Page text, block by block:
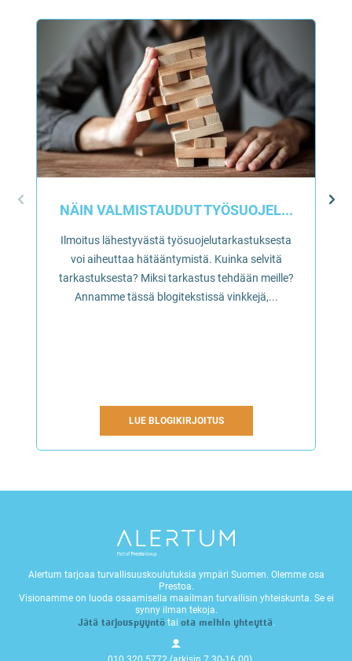
NÄIN VALMISTAUDUT TYÖSUOJEL...
Ilmoitus lähestyvästä työsuojelutarkastuksesta
voi aiheuttaa hätääntymistä. Kuinka selvitä
tarkastuksesta? Miksi tarkastus tehdään meille?
Annamme tässä blogitekstissä vinkkejä,...
LUE BLOGIKIRJOITUS
Alertum tarjoaa turvallisuuskoulutuksia ympäri Suomen. Olemme osa
Prestoa.
Visionamme on luoda osaamisella maailman turvallisin yhteiskunta. Se ei
synny ilman tekoja.
Jätä tarjouspyyntötai ota meihin yhteyttä.